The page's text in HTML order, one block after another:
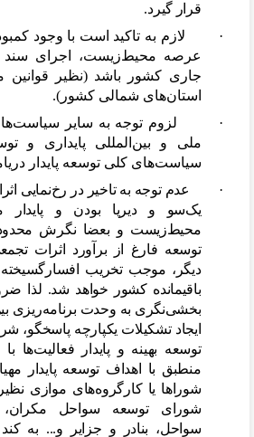
قرار گیرد.
· لازم به تاکید است با وجود
عرصه محیطزیست، اجرای سند
جاری کشور باشد (نظیر قوانین
استانهای شمالی کشور).
· لزوم توجه به سایر سیاست
ملی و بین المللی پایداری و
سیاستهای کلی توسعه پایدار
· عدم توجه به تاخیر در رخنمایی
یکسو و دیرپا بودن و پایدار
محیطزیست و بعضا نگرش محدود
توسعه فارغ از برآورد اثرات
دیگر، موجب تخریب
باقیمانده کشور خواهد شد. لذا
بخشینگری به وحدت برنامهریزی
ایجاد تشکیلات یکپارچه پاسخگو،
توسعه بهینه و پایدار فعالیتها
منطبق با اهداف توسعه پایدار
شوراها یا کارگروههای موازی
شورای توسعه سواحل مکران،
سواحل، بنادر و جزایر و... به